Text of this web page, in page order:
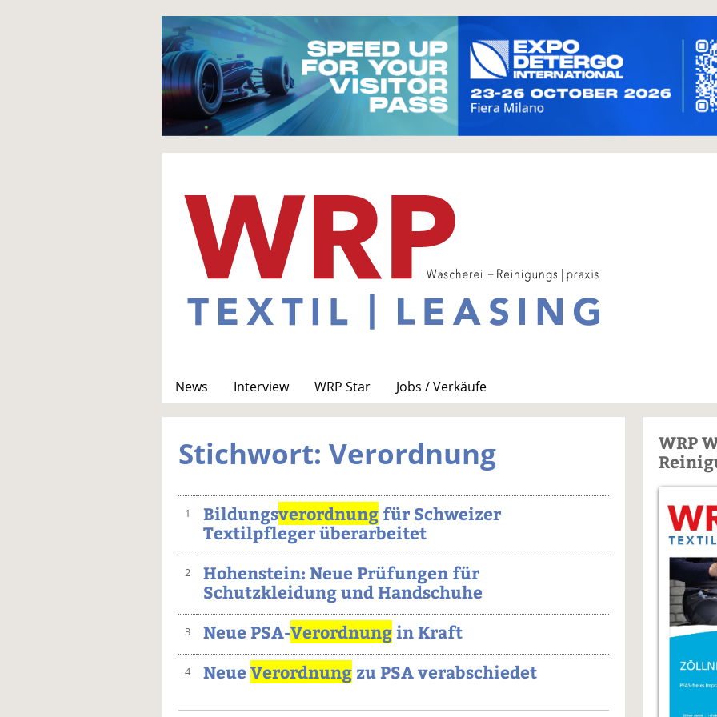
News Interview WRP Star
Jobs / Verkäufe
Stichwort: Verordnung
1 Bildungsverordnung für Schweizer
Textilpfleger überarbeitet
2
Hohenstein: Neue Prüfungen für
Schutzkleidung und Handschuhe
3 Neue PSA-Verordnungin Kraft
4 Neue Verordnung zu PSA verabschiedet
WRP